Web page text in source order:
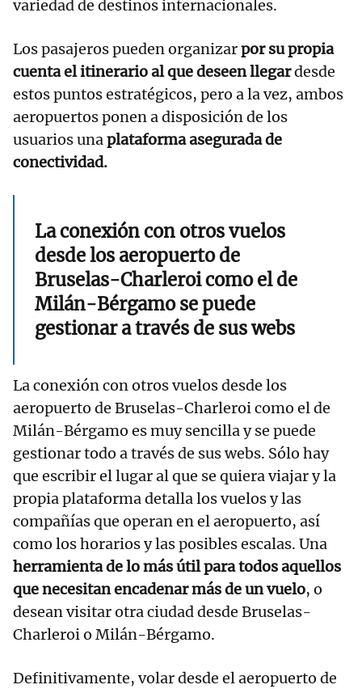
variedad de destinos internacionales.
Los pasajeros pueden organizarpor su propia
cuenta el itinerario al que deseen llegardesde
estos puntos estratégicos, pero a la vez, ambos
aeropuertos ponen a disposición de los
usuarios unaplataforma asegurada de
conectividad.
La conexión con otros vuelos
desde los aeropuerto de
Bruselas-Charleroi como el de
Milán-Bérgamo se puede
gestionar a través de sus webs
La conexión con otros vuelos desde los
aeropuerto de Bruselas-Charleroi como el de
Milán-Bérgamo es muy sencilla y se puede
gestionar todo a través de sus webs. Sólo hay
que escribir el lugar al que se quiera viajar y la
propia plataforma detalla los vuelos y las
compañías que operan en el aeropuerto, así
como los horarios y las posibles escalas. Una
herramienta de lo más útil para todos aquellos
que necesitan encadenar más de un vuelo, o
desean visitar otra ciudad desde Bruselas-
Charleroi o Milán-Bérgamo.
Definitivamente, volar desde el aeropuerto de